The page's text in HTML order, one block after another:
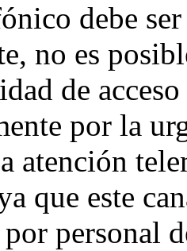
debe
no es
de
por la
atención
que este
personal